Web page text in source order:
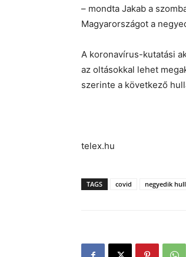
– mondta Jakab a
Magyarországot a
A koronavírus-kutatási
az oltásokkal lehet
szerinte a következő
telex.hu
TAGS covid negyedik